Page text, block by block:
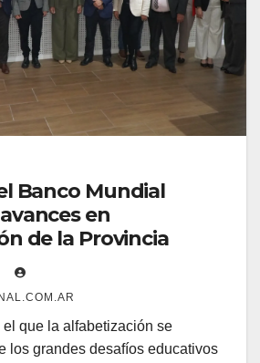
Banco Mundial
en
de la Provincia
el que la alfabetización se
los grandes desafíos educativos